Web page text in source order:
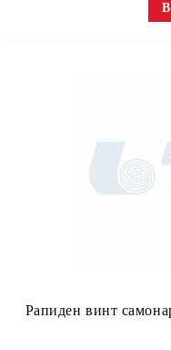
Рапиден винт